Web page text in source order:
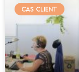
CAS CLIENT